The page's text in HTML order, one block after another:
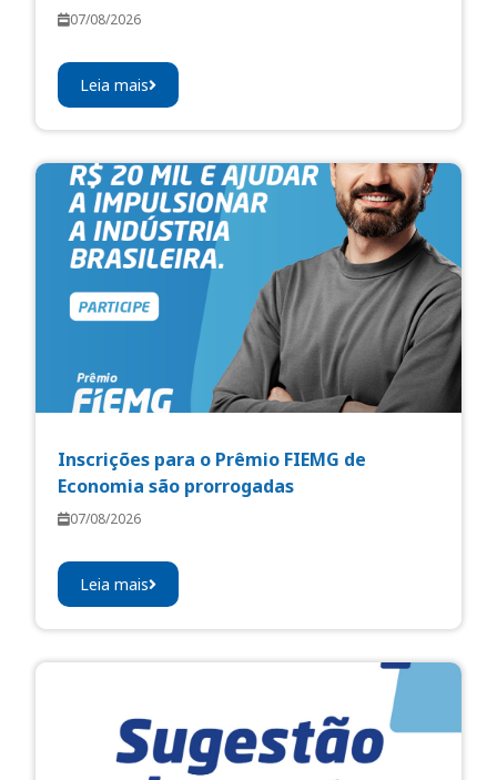
07/08/2026
Leia mais
Inscrições para o Prêmio FIEMG de
Economia são prorrogadas
07/08/2026
Leia mais